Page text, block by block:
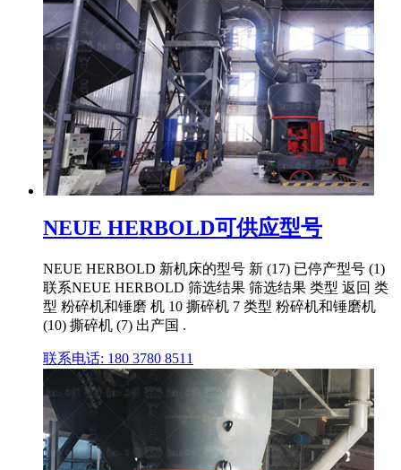
NEUE HERBOLD可供应型号
NEUE HERBOLD 新机床的型号 新 (17) 已停产型号 (1)
联系NEUE HERBOLD 筛选结果 筛选结果 类型 返回 类
型 粉碎机和锤磨 机 10 撕碎机 7 类型 粉碎机和锤磨机
(10) 撕碎机 (7) 出产国 .
联系电话: 180 3780 8511